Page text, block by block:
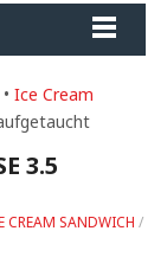
• Ice Cream
3.5
CREAM SANDWICH /